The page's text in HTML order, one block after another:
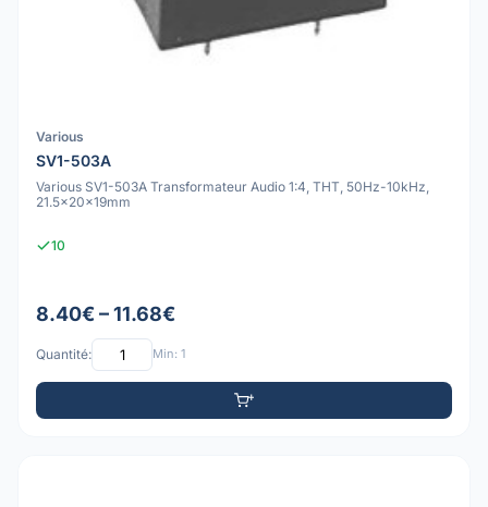
Various
SV1-503A
Various SV1-503A Transformateur Audio 1:4, THT, 50Hz-10kHz,
21.5x20x19mm
10
8.40€ – 11.68€
Quantité: Min: 1